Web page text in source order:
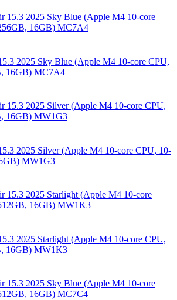
2025 Sky Blue (Apple M4 10-core CPU,
16GB) MC7A4
2025 Silver (Apple M4 10-core CPU, 10-
MW1G3
2025 Starlight (Apple M4 10-core CPU,
16GB) MW1K3